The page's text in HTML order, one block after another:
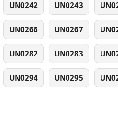
UN0242 UN0243
UN0266 UN0267
UN0282 UN0283
UN0294 UN0295